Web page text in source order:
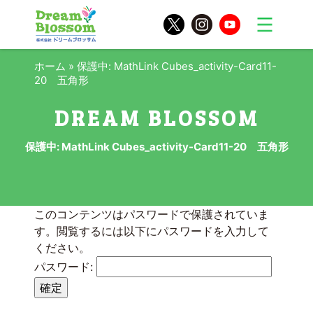
ホーム » 保護中: MathLink Cubes_activity-Card11-
20 五角形
保護中: MathLink Cubes_activity-Card11-20 五角形
このコンテンツはパスワードで保護されていま
す。閲覧するには以下にパスワードを入力して
ください。
パスワード: